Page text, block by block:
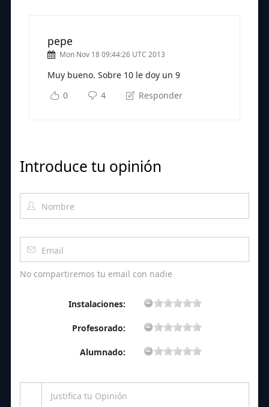
pepe
Mon Nov 18 09:44:26 UTC 2013
Muy bueno. Sobre 10 le doy un 9
0
4 Responder
Introduce tu opinión
No compartiremos tu email con nadie
Instalaciones:
Profesorado:
Alumnado: